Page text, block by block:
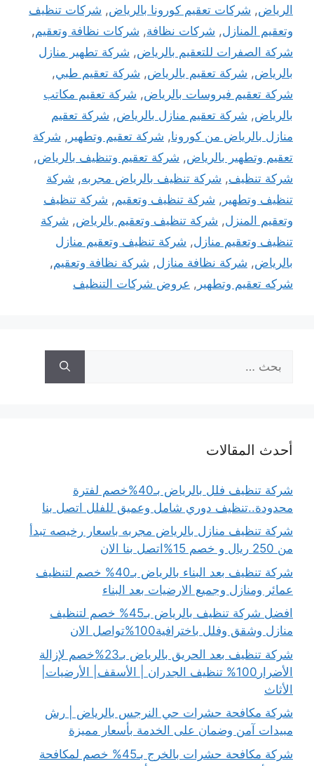
الرياض, شركات تعقيم كورونا بالرياض, شركات تنظيف
وتعقيم المنازل, شركات نظافة, شركات نظافة وتعقيم,
شركة الصفرات للتعقيم بالرياض, شركة تطهير منازل
بالرياض, شركة تعقيم بالرياض, شركة تعقيم طبي,
شركة تعقيم فيروسات بالرياض, شركة تعقيم مكاتب
بالرياض, شركة تعقيم منازل بالرياض, شركة تعقيم
منازل بالرياض من كورونا, شركة تعقيم وتطهير , شركة
تعقيم وتطهير بالرياض, شركة تعقيم وتنظيف بالرياض,
شركة تنظيف, شركة تنظيف بالرياض مجربه, شركة
تنظيف وتطهير , شركة تنظيف وتعقيم, شركة تنظيف
وتعقيم المنزل, شركة تنظيف وتعقيم بالرياض, شركة
تنظيف وتعقيم منازل, شركة تنظيف وتعقيم منازل
بالرياض, شركة نظافة منازل, شركة نظافة وتعقيم,
شركه تعقيم وتطهير , عروض شركات التنظيف
عن:
أحدث المقالات
شركة تنظيف فلل بالرياض بـ40%خصم لفترة
محدودة..تنظيف دوري شامل وعميق للفلل اتصل بنا
شركة تنظيف منازل بالرياض مجربه باسعار رخيصه تبدأ
من 250 ريال و خصم 15%اتصل بنا الان
شركة تنظيف بعد البناء بالرياض بـ40% خصم لتنظيف
عمائر ومنازل وجميع الارضيات بعد البناء
افضل شركة تنظيف بالرياض بـ45% خصم لتنظيف
منازل وشقق وفلل باخترافية100%تواصل الان
شركة تنظيف بعد الحريق بالرياض بـ23%خصم لإزالة
الأضرار100% تنظيف الجدران | الأسقف| الأرضيات|
الأثاث
شركة مكافحة حشرات حي النرجس بالرياض | رش
مبيدات آمن وضمان على الخدمة بأسعار مميزة
شركة مكافحة حشرات بالخرج بـ45% خصم لمكافحة